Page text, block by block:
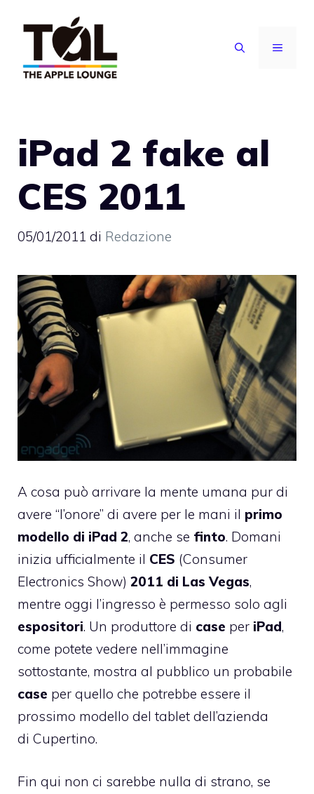
contenuto
MENU
iPad 2 fake al
CES 2011
05/01/2011 di Redazione
A cosa può arrivare la mente umana pur di
avere “l’onore” di avere per le mani il primo
modello di iPad 2, anche se finto. Domani
inizia ufficialmente il CES (Consumer
Electronics Show) 2011 di Las Vegas,
mentre oggi l’ingresso è permesso solo agli
espositori. Un produttore di case per iPad,
come potete vedere nell’immagine
sottostante, mostra al pubblico un probabile
case per quello che potrebbe essere il
prossimo modello del tablet dell’azienda
di Cupertino.
Fin qui non ci sarebbe nulla di strano, se